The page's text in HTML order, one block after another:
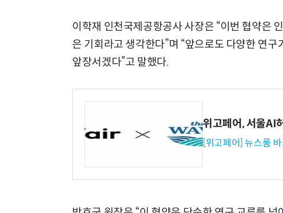
이학재 인천국제공항공사 사장은 “이번 협약은
은 기회라고 생각한다”며 “앞으로도 다양한 연
앞장서겠다”고 말했다.
위고페어, 서울AI
[위고페어] 뉴스룸